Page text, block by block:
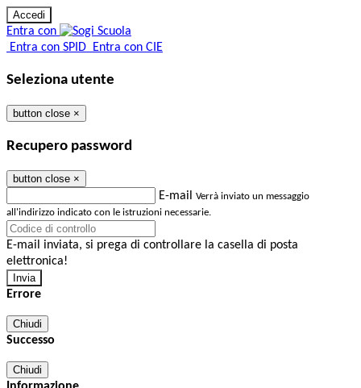
Entra con
Entra con SPID Entra con CIE
Seleziona utente
button close ×
Recupero password
button close ×
E-mail Verrà inviato un messaggio
all'indirizzo indicato con le istruzioni necessarie.
E-mail inviata, si prega di controllare la casella di posta
elettronica!
Errore
Chiudi
Successo
Chiudi